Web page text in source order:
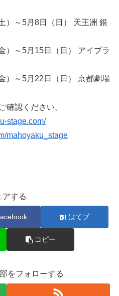
）～5月8日（日） 天王洲 銀
）～5月15日（日） アイプラ
）～5月22日（日） 京都劇場
確認ください。
stage.com/
mahoyaku_stage
アする
はてブ
コピー
をフォローする